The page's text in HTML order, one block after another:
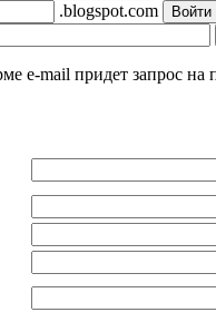
.blogspot.com
e-mail придет запрос на